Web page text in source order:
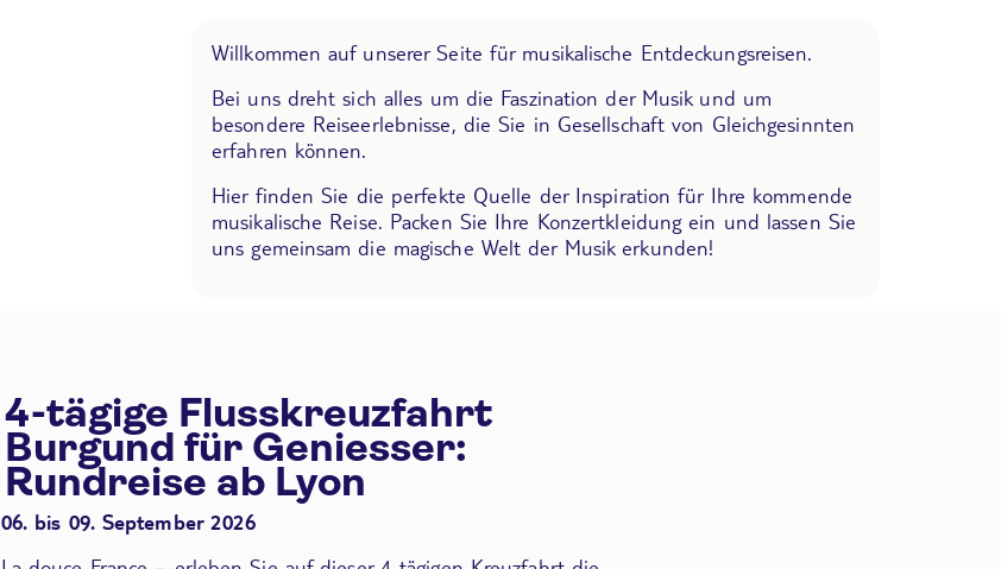
Willkommen auf unserer Seite für musikalische Entdeckungsreisen.
Bei uns dreht sich alles um die Faszination der Musik und um
besondere Reiseerlebnisse, die Sie in Gesellschaft von Gleichgesinnten
erfahren können.
Hier finden Sie die perfekte Quelle der Inspiration für Ihre kommende
musikalische Reise. Packen Sie Ihre Konzertkleidung ein und lassen Sie
uns gemeinsam die magische Welt der Musik erkunden!
4-tägige Flusskreuzfahrt
Burgund für Geniesser:
Rundreise ab Lyon
06. bis 09. September 2026